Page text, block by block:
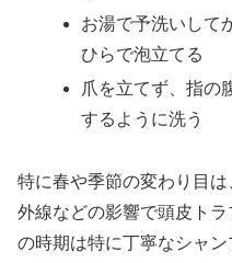
お湯で予洗いして
ひらで泡立てる
爪を立てず、指の
するように洗う
特に春や季節の変わり目
外線などの影響で頭皮ト
の時期は特に丁寧なシャ